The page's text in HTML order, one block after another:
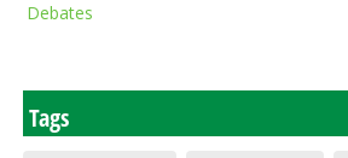
Debates
Tags